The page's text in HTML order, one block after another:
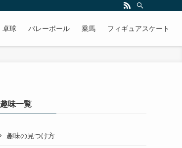
卓球 バレーボール 乗馬 フィギュアスケート
趣味一覧
趣味の見つけ方